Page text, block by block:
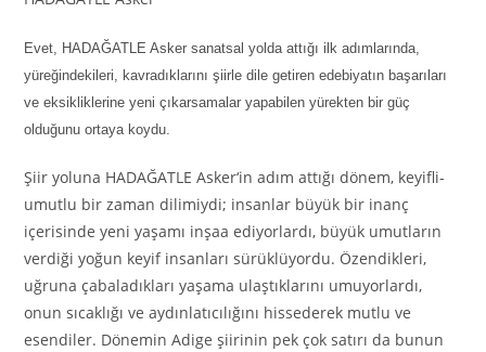
Evet, HADAĞATLE Asker sanatsal yolda attığı ilk adımlarında,
yüreğindekileri, kavradıklarını şiirle dile getiren edebiyatın başarıları
ve eksikliklerine yeni çıkarsamalar yapabilen yürekten bir güç
olduğunu ortaya koydu.
Şiir yoluna HADAĞATLE Asker‘in adım attığı dönem, keyifli-
umutlu bir zaman dilimiydi; insanlar büyük bir inanç
içerisinde yeni yaşamı inşaa ediyorlardı, büyük umutların
verdiği yoğun keyif insanları sürüklüyordu. Özendikleri,
uğruna çabaladıkları yaşama ulaştıklarını umuyorlardı,
onun sıcaklığı ve aydınlatıcılığını hissederek mutlu ve
esendiler. Dönemin Adige şiirinin pek çok satırı da bunun